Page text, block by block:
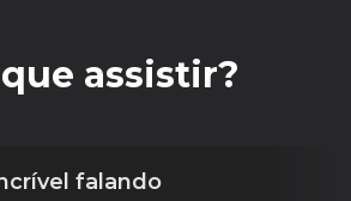
assistir?
falando